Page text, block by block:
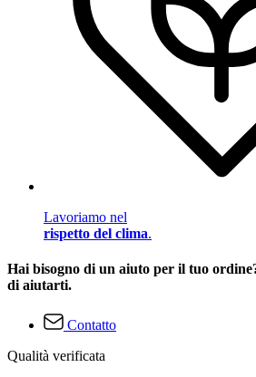
Lavoriamo nel
rispetto del clima.
Hai bisogno di un aiuto per il tuo
di aiutarti.
Contatto
Qualità verificata